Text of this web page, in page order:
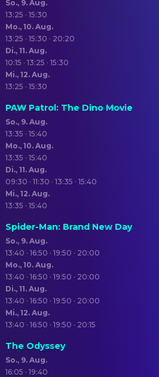
So., 9. Aug.
13:25 · 15:30
Mo., 10. Aug.
13:25 · 15:30 · 20:20
Di., 11. Aug.
10:15 · 13:25 · 15:30
Mi., 12. Aug.
13:25 · 15:30
PAW Patrol: The Dino Movie
So., 9. Aug.
13:35 · 15:40
Mo., 10. Aug.
13:35 · 15:40
Di., 11. Aug.
09:30 · 11:30 · 13:35 · 15:40
Mi., 12. Aug.
13:35 · 15:40
Spider-Man: Brand New Day
So., 9. Aug.
13:40 · 16:50 · 19:50 · 20:00
Mo., 10. Aug.
13:40 · 16:50 · 19:50 · 20:00
Di., 11. Aug.
13:40 · 16:50 · 19:50 · 20:00
Mi., 12. Aug.
13:40 · 16:50 · 19:50 · 20:15
The Odyssey
So., 9. Aug.
16:05 · 19:40